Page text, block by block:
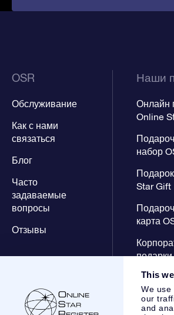
This
We use
our
and
OSR
Обслуживание
Как с нами
связаться
Блог
Часто
задаваемые
вопросы
Отзывы
Наши
Онлайн
Online
набор
Star Gift
карта
подарки